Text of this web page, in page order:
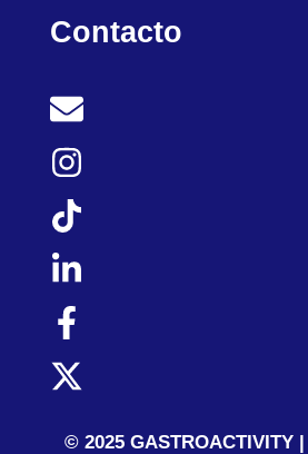
Contacto
© 2025 GASTROACTIVITY |